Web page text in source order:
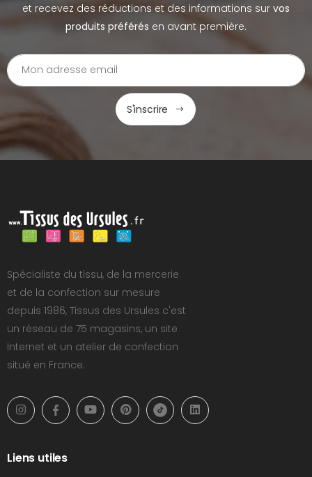
et recevez des réductions et des informations sur vos
produits préférés en avant première.
S'inscrire
Spécialiste du tissu, de la mercerie
et de la confection sur mesure
depuis 1986, Tissus des Ursules c'est
un réseau de 75 magasins, un site
Internet et un atelier de confection
situé en France.
Liens utiles